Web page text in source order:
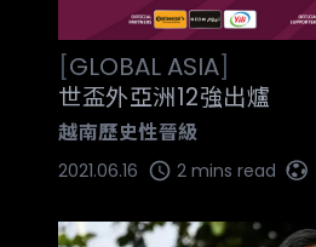
[GLOBAL ASIA]
世盃外亞洲12強出爐
越南歷史性晉級
2021.06.16 2 mins read